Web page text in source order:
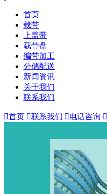
首页
载带
上盖带
载带盘
编带加工
分储配送
新闻资讯
关于我们
联系我们
首页 联系我们 电话咨询 